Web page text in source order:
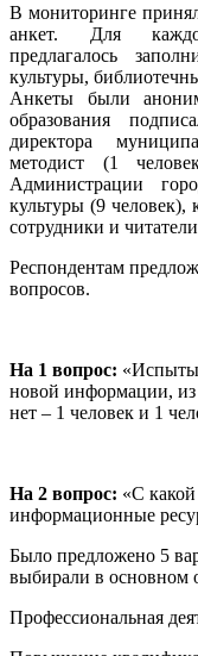
В мониторинге
анкет. Для
предлагалось
культуры,
Анкеты были
образования
директора
методист (1
Администрации
культуры (9 человек),
сотрудники и
Респондентам
вопросов.
На 1 вопрос:
новой информации, из
нет – 1 человек и 1
На 2 вопрос: «С
информационные
Было предложено 5
выбирали в основном
Профессиональная